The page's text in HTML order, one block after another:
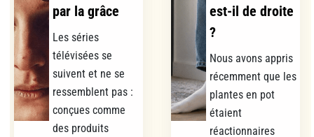
par la grâce
Les séries
télévisées se
suivent et ne se
ressemblent pas :
conçues comme
des produits
est-il de droite
?
Nous avons appris
récemment que les
plantes en pot
étaient
réactionnaires